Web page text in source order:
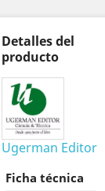
Detalles del
producto
Ugerman Editor
Ficha técnica